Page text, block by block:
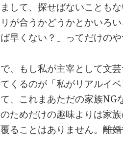
まして、探せばないことも
リが合うかどうかとかいろ
ば早くない？」ってだけのや
で、もし私が主宰として文
てくるのが「私がリアルイ
て、これまあただの家族NG
のためだけの趣味よりは家
覆ることはありません。離